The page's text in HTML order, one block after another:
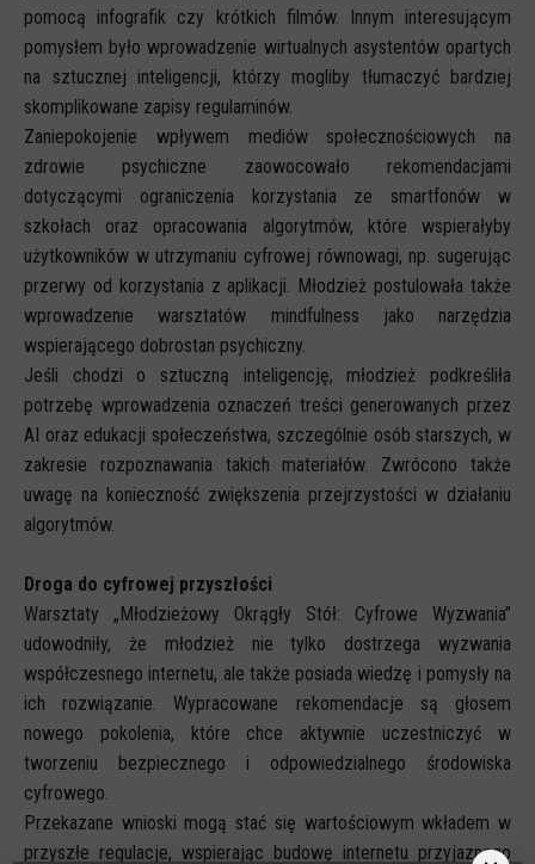
pomocą infografik czy krótkich filmów. Innym interesującym
pomysłem było wprowadzenie wirtualnych asystentów opartych
na sztucznej inteligencji, którzy mogliby tłumaczyć bardziej
skomplikowane zapisy regulaminów.
Zaniepokojenie wpływem mediów społecznościowych na
zdrowie psychiczne zaowocowało rekomendacjami
dotyczącymi ograniczenia korzystania ze smartfonów w
szkołach oraz opracowania algorytmów, które wspierałyby
użytkowników w utrzymaniu cyfrowej równowagi, np. sugerując
przerwy od korzystania z aplikacji. Młodzież postulowała także
wprowadzenie warsztatów mindfulness jako narzędzia
wspierającego dobrostan psychiczny.
Jeśli chodzi o sztuczną inteligencję, młodzież podkreśliła
potrzebę wprowadzenia oznaczeń treści generowanych przez
AI oraz edukacji społeczeństwa, szczególnie osób starszych, w
zakresie rozpoznawania takich materiałów. Zwrócono także
uwagę na konieczność zwiększenia przejrzystości w działaniu
algorytmów.
Droga do cyfrowej przyszłości
Warsztaty „Młodzieżowy Okrągły Stół: Cyfrowe Wyzwania”
udowodniły, że młodzież nie tylko dostrzega wyzwania
współczesnego internetu, ale także posiada wiedzę i pomysły na
ich rozwiązanie. Wypracowane rekomendacje są głosem
nowego pokolenia, które chce aktywnie uczestniczyć w
tworzeniu bezpiecznego i odpowiedzialnego środowiska
cyfrowego.
Przekazane wnioski mogą stać się wartościowym wkładem w
przyszłe regulacje, wspierając budowę internetu przyjaznego